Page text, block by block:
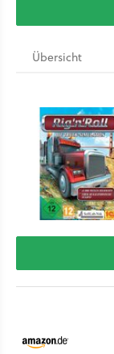
Übersicht